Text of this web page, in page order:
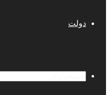
دولت